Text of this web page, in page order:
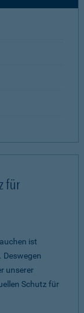
für
ist
Deswegen
unserer
Schutz für